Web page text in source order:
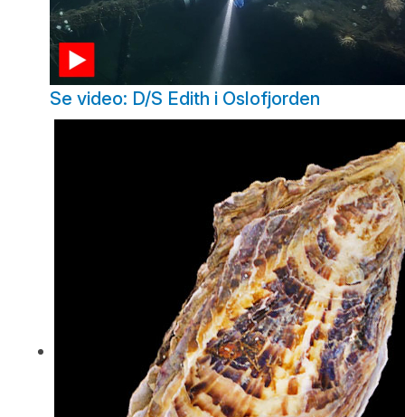
Se video: D/S Edith i Oslofjorden